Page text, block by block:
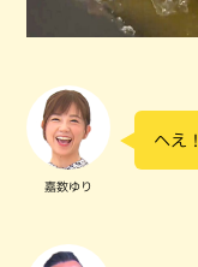
嘉数ゆり
へえ！